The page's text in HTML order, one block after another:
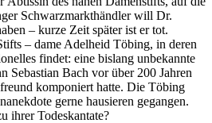
Schwarzmarkthändler will Dr.
– kurze Zeit später ist er tot.
– dame Adelheid Töbing, in deren
findet: eine bislang unbekannte
Sebastian Bach vor über 200 Jahren
komponiert hatte. Die Töbing
gerne hausieren gegangen.
ihrer Todeskantate?